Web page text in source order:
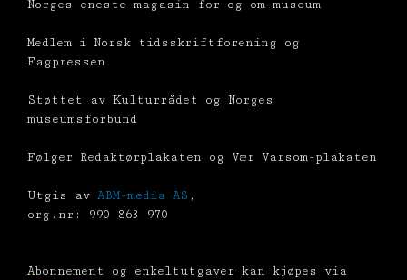
Norges eneste magasin for og om museum
Medlem i Norsk tidsskriftforening og
Fagpressen
Støttet av Kulturrådet og Norges
museumsforbund
Følger Redaktørplakaten og Vær Varsom-plakaten
Utgis av ABM-media AS ,
org.nr: 990 863 970
Abonnement og enkeltutgaver kan kjøpes via